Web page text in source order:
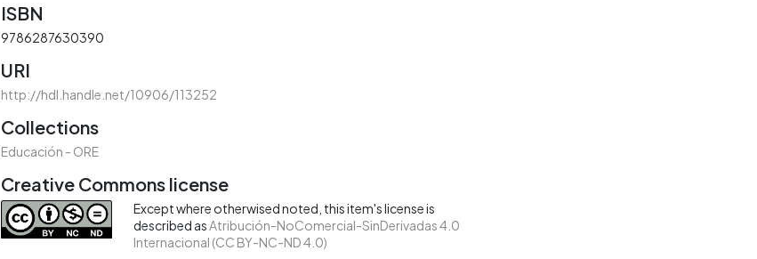
ISBN
9786287630390
URI
http://hdl.handle.net/10906/113252
Collections
Educación - ORE
Creative Commons license
Except where otherwised noted, this item's license is
described as Atribución-NoComercial-SinDerivadas 4.0
Internacional (CC BY-NC-ND 4.0)